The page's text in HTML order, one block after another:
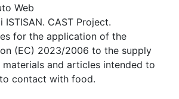
Web
ISTISAN. CAST Project.
for the application of the
(EC) 2023/2006 to the supply
and articles intended to
contact with food.